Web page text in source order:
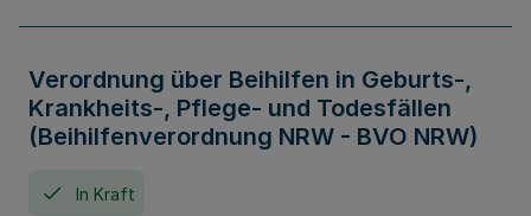
Verordnung über Beihilfen in Geburts-,
Krankheits-, Pflege- und Todesfällen
(Beihilfenverordnung NRW - BVO NRW)
In Kraft